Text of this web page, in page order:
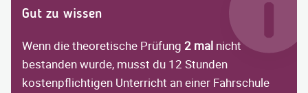
Gut zu wissen
Wenn die theoretische Prüfung 2 mal nicht
bestanden wurde, musst du 12 Stunden
kostenpflichtigen Unterricht an einer Fahrschule